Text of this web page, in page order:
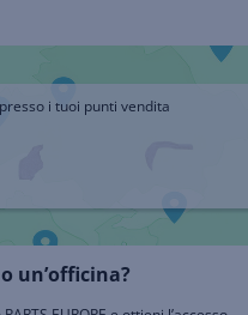
i tuoi punti vendita
un’officina?